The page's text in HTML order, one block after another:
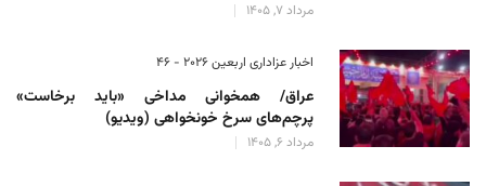
مرداد 7, 1405
اخبار عزاداری اربعین ۲۰۲۶ - 46
عراق/ همخوانی مداخی «باید برخاست»
پرچم‌های سرخ خونخواهی (ویدیو)
مرداد 6, 1405